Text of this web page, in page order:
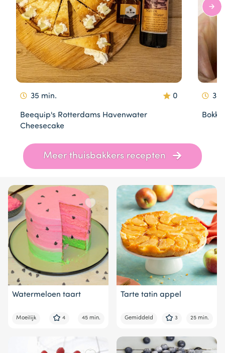
35 min. 0
Beequip's Rotterdams Havenwater
Cheesecake
30
Meer thuisbakkers recepten
Watermeloen taart
Moeilijk 4 45 min.
Tarte tatin appel
Gemiddeld 3 25 min.